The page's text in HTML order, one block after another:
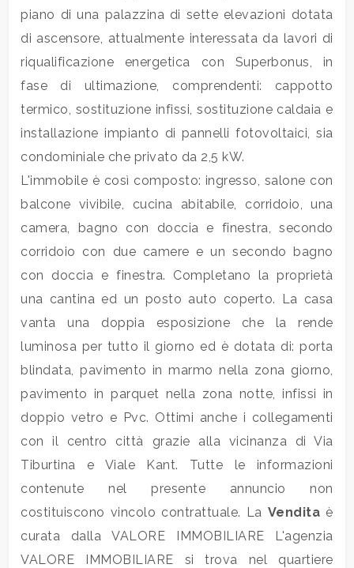
piano di una palazzina di sette elevazioni dotata
di ascensore, attualmente interessata da lavori di
riqualificazione energetica con Superbonus, in
fase di ultimazione, comprendenti: cappotto
termico, sostituzione infissi, sostituzione caldaia e
installazione impianto di pannelli fotovoltaici, sia
condominiale che privato da 2,5 kW.
L'immobile è così composto: ingresso, salone con
balcone vivibile, cucina abitabile, corridoio, una
camera, bagno con doccia e finestra, secondo
corridoio con due camere e un secondo bagno
con doccia e finestra. Completano la proprietà
una cantina ed un posto auto coperto. La casa
vanta una doppia esposizione che la rende
luminosa per tutto il giorno ed è dotata di: porta
blindata, pavimento in marmo nella zona giorno,
pavimento in parquet nella zona notte, infissi in
doppio vetro e Pvc. Ottimi anche i collegamenti
con il centro città grazie alla vicinanza di Via
Tiburtina e Viale Kant. Tutte le informazioni
contenute nel presente annuncio non
costituiscono vincolo contrattuale. La Vendita è
curata dalla VALORE IMMOBILIARE L'agenzia
VALORE IMMOBILIARE si trova nel quartiere
Locali
1
2
3
4
5